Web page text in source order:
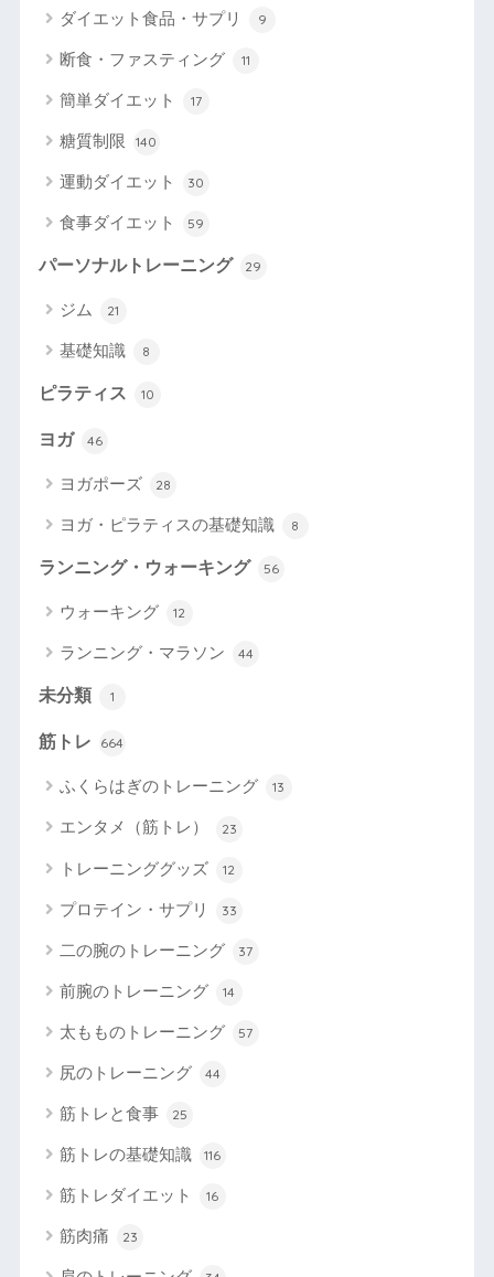
ダイエット食品・サプリ 9
断食・ファスティング 11
簡単ダイエット 17
糖質制限 140
運動ダイエット 30
食事ダイエット 59
パーソナルトレーニング 29
ジム 21
基礎知識 8
ピラティス 10
ヨガ 46
ヨガポーズ 28
ヨガ・ピラティスの基礎知識 8
ランニング・ウォーキング 56
ウォーキング 12
ランニング・マラソン 44
未分類 1
筋トレ 664
ふくらはぎのトレーニング 13
エンタメ（筋トレ） 23
トレーニンググッズ 12
プロテイン・サプリ 33
二の腕のトレーニング 37
前腕のトレーニング 14
太もものトレーニング 57
尻のトレーニング 44
筋トレと食事 25
筋トレの基礎知識 116
筋トレダイエット 16
筋肉痛 23